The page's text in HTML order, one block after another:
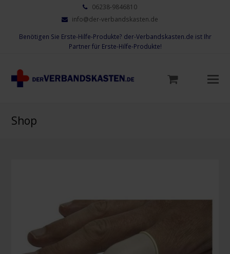
06238-9846810
info@der-verbandskasten.de
Benötigen Sie Erste-Hilfe-Produkte? der-Verbandskasten.de ist Ihr
Partner für Erste-Hilfe-Produkte!
Shop